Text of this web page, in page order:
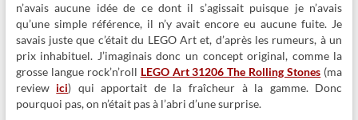
n’avais aucune idée de ce dont il s’agissait puisque je n’avais
qu’une simple référence, il n’y avait encore eu aucune fuite. Je
savais juste que c’était du LEGO Art et, d’après les rumeurs, à un
prix inhabituel. J’imaginais donc un concept original, comme la
grosse langue rock’n’roll LEGO Art 31206 The Rolling Stones (ma
review ici) qui apportait de la fraîcheur à la gamme. Donc
pourquoi pas, on n’était pas à l’abri d’une surprise.